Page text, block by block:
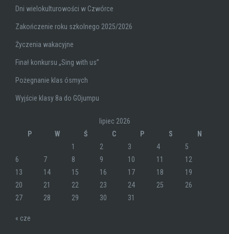
Dni wielokulturowości w Czwórce
Zakończenie roku szkolnego 2025/2026
Życzenia wakacyjne
Finał konkursu „Sing with us”
Pożegnanie klas ósmych
Wyjście klasy 8a do GOjumpu
lipiec 2026
P
W Ś C P S
N
1
2 3 4
5
6
7 8 9 10 11
12
13
14 15 16 17 18
19
20
21 22 23 24 25
26
27
28 29 30 31
« cze